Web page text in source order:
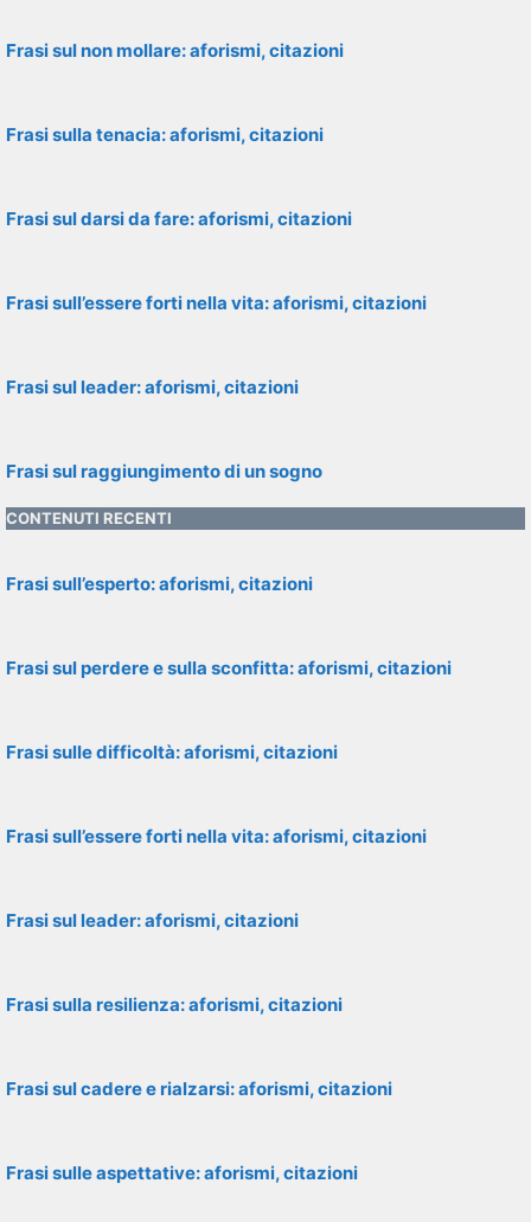
Frasi sul non mollare: aforismi, citazioni
Frasi sulla tenacia: aforismi, citazioni
Frasi sul darsi da fare: aforismi, citazioni
Frasi sull’essere forti nella vita: aforismi, citazioni
Frasi sul leader: aforismi, citazioni
Frasi sul raggiungimento di un sogno
CONTENUTI RECENTI
Frasi sull’esperto: aforismi, citazioni
Frasi sul perdere e sulla sconfitta: aforismi, citazioni
Frasi sulle difficoltà: aforismi, citazioni
Frasi sull’essere forti nella vita: aforismi, citazioni
Frasi sul leader: aforismi, citazioni
Frasi sulla resilienza: aforismi, citazioni
Frasi sul cadere e rialzarsi: aforismi, citazioni
Frasi sulle aspettative: aforismi, citazioni